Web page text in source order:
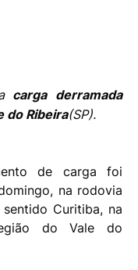
carga derramada
do Ribeira(SP).
de carga foi
na rodovia
Curitiba, na
do Vale do